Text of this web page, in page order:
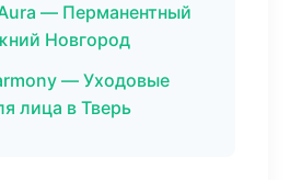
— Перманентный
Новгород
— Уходовые
лица в Тверь